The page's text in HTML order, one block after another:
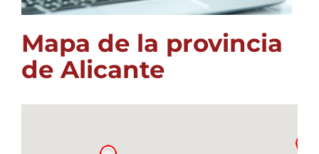
Mapa de la provincia
de Alicante